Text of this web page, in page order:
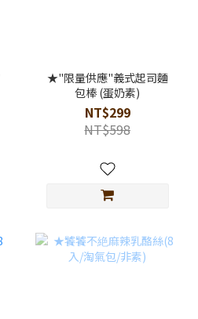
★"限量供應"義式起司麵
包棒 (蛋奶素)
NT$299
NT$598